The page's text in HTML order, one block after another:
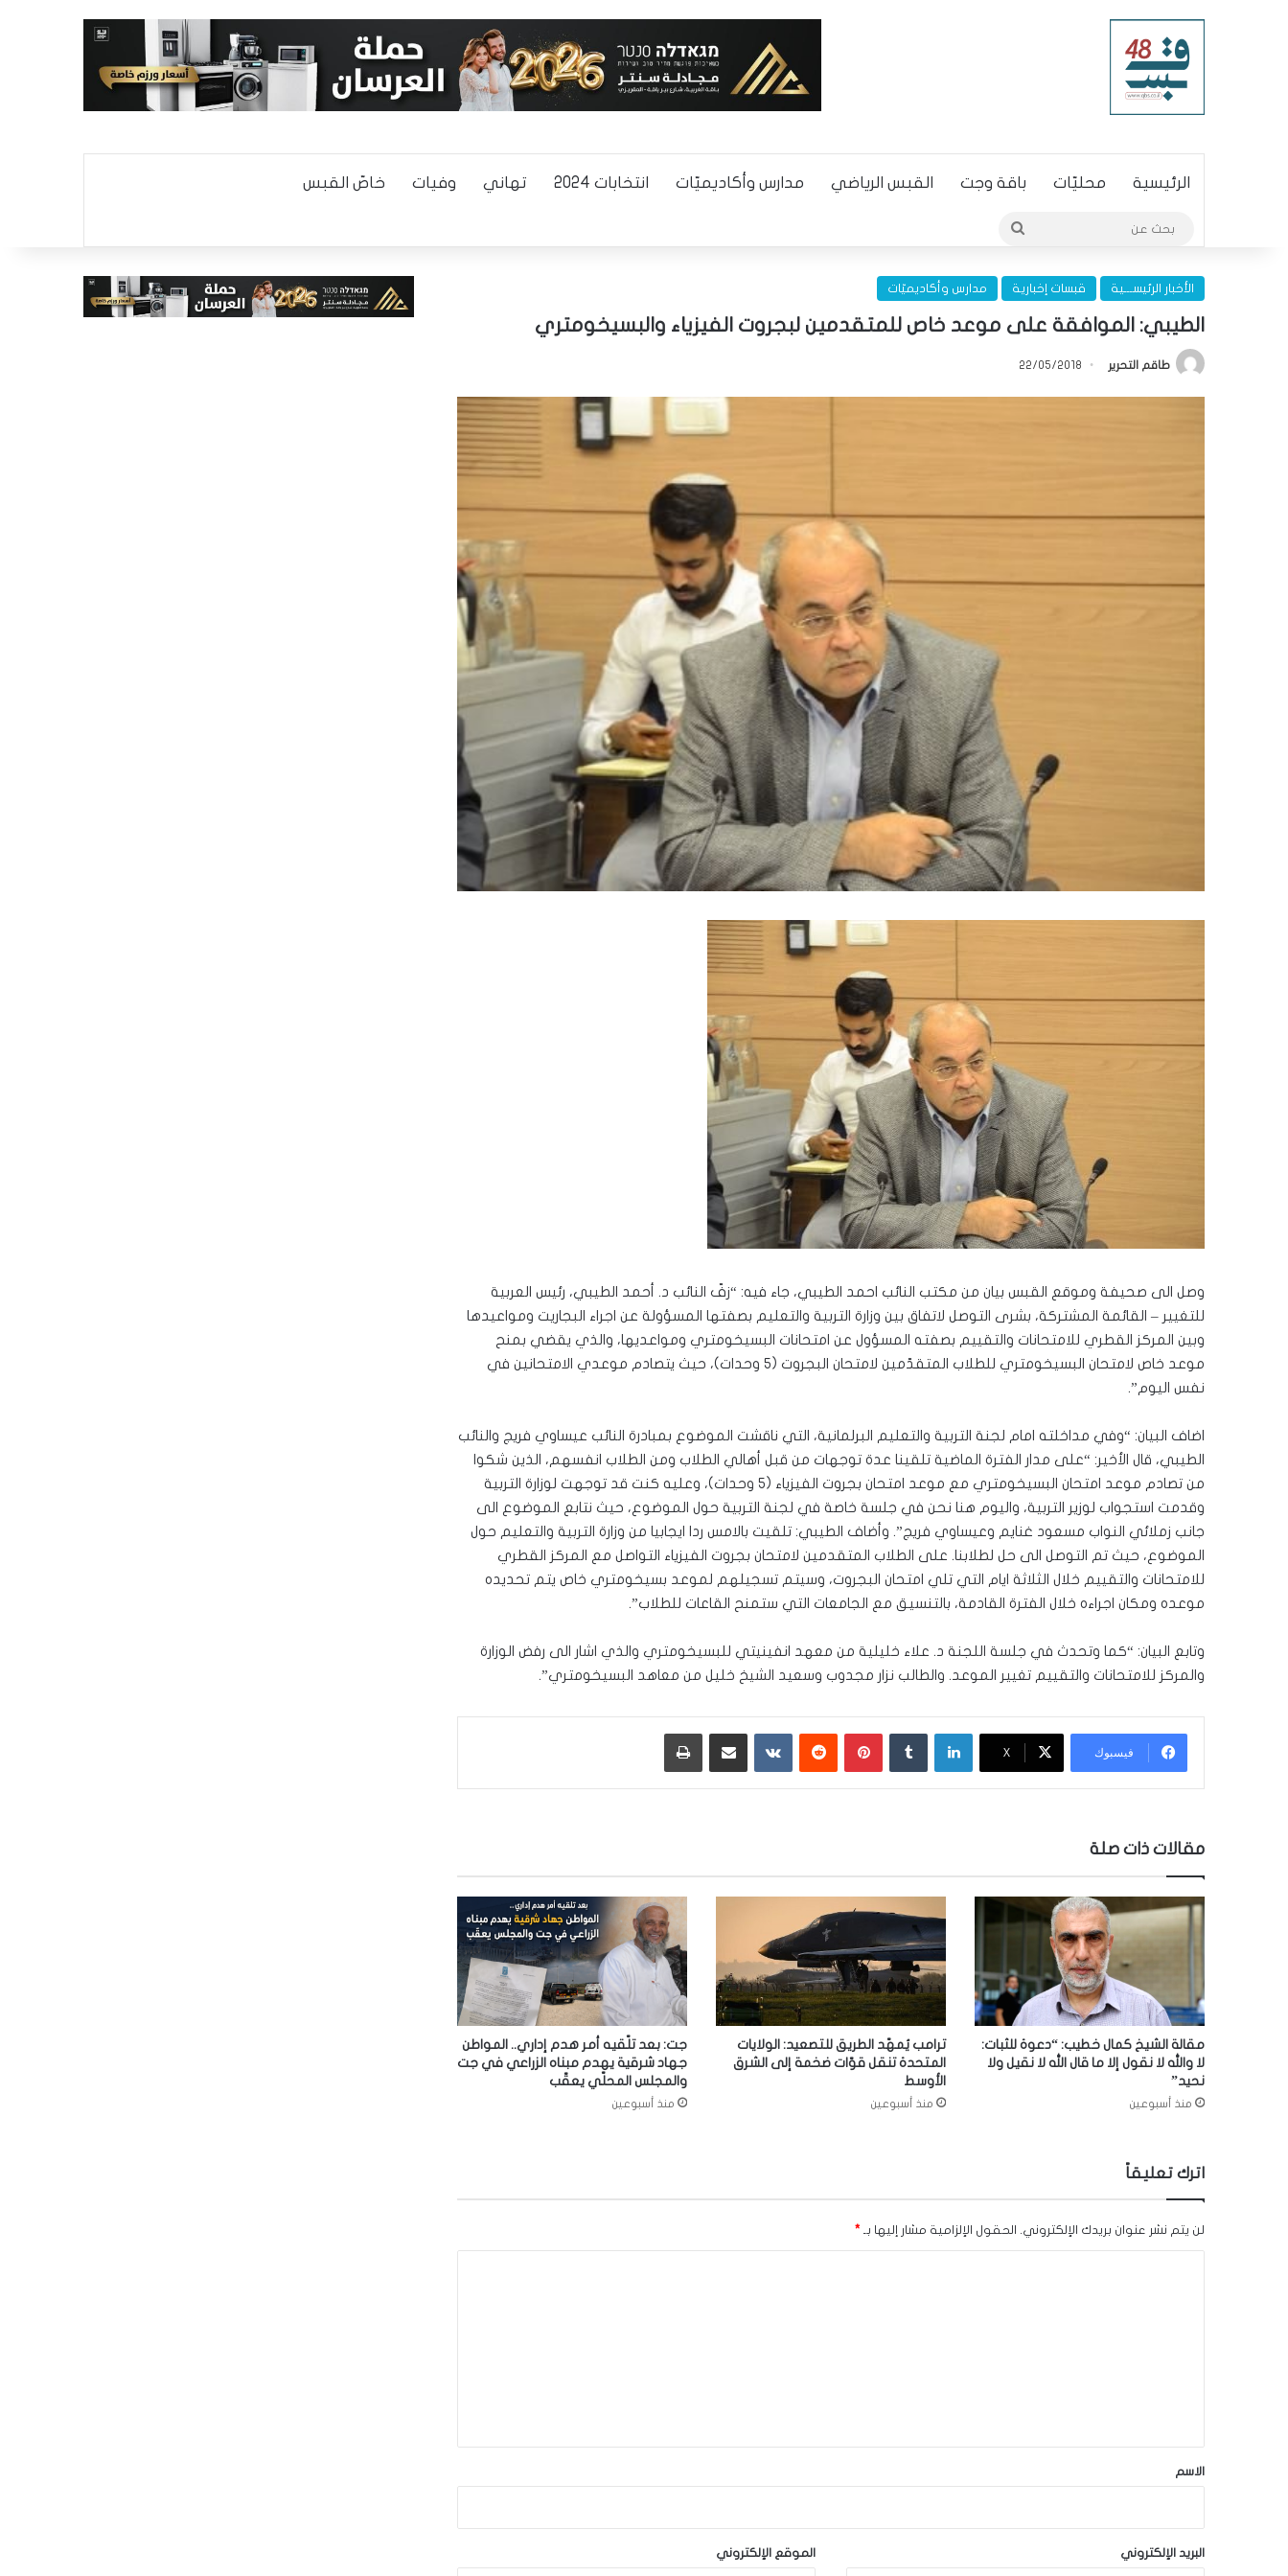
الرئيسية محليّات باقة وجت القبس الرياضي مدارس وأكاديميّات انتخابات 2024 تهاني وفيات خاصّ القبس
الأخبار الرئيســـية قبسات إخبارية مدارس وأكاديميّات
الطيبي: الموافقة على موعد خاص للمتقدمين لبجروت الفيزياء والبسيخومتري
طاقم التحرير 22/05/2018
وصل الى صحيفة وموقع القبس بيان من مكتب النائب احمد الطيبي، جاء فيه: “زفّ النائب د. أحمد الطيبي، رئيس العربية
للتغيير – القائمة المشتركة، بشرى التوصل لاتفاق بين وزارة التربية والتعليم بصفتها المسؤولة عن اجراء البجاريت ومواعيدها
وبين المركز القطري للامتحانات والتقييم بصفته المسؤول عن امتحانات البسيخومتري ومواعديها، والذي يقضي بمنح
موعد خاص لامتحان البسيخومتري للطلاب المتقدّمين لامتحان البجروت (٥ وحدات)، حيث يتصادم موعدي الامتحانين في
نفس اليوم”.
اضاف البيان: “وفي مداخلته امام لجنة التربية والتعليم البرلمانية، التي ناقشت الموضوع بمبادرة النائب عيساوي فريج والنائب
الطيبي، قال الأخير: “على مدار الفترة الماضية تلقينا عدة توجهات من قبل أهالي الطلاب ومن الطلاب انفسهم، الذين شكوا
من تصادم موعد امتحان البسيخومتري مع موعد امتحان بجروت الفيزياء (٥ وحدات)، وعليه كنت قد توجهت لوزارة التربية
وقدمت استجواب لوزير التربية، واليوم هنا نحن في جلسة خاصة في لجنة التربية حول الموضوع، حيث نتابع الموضوع الى
جانب زملائي النواب مسعود غنايم وعيساوي فريج”. وأضاف الطيبي: تلقيت بالامس ردا ايجابيا من وزارة التربية والتعليم حول
الموضوع، حيث تم التوصل الى حل لطلابنا. على الطلاب المتقدمين لامتحان بجروت الفيزياء التواصل مع المركز القطري
للامتحانات والتقييم خلال الثلاثة ايام التي تلي امتحان البجروت، وسيتم تسجيلهم لموعد بسيخومتري خاص يتم تحديده
موعده ومكان اجراءه خلال الفترة القادمة، بالتنسيق مع الجامعات التي ستمنح القاعات للطلاب”.
وتابع البيان: “كما وتحدث في جلسة اللجنة د. علاء خليلية من معهد انفينيتي للبسيخومتري والذي اشار الى رفض الوزارة
والمركز للامتحانات والتقييم تغيير الموعد. والطالب نزار مجدوب وسعيد الشيخ خليل من معاهد البسيخومتري”.
فيسبوك ‫X
لينكدإن بينتيريست ‏VKontakte
مقالات ذات صلة
مقالة الشيخ كمال خطيب: “دعوة للثبات:
لا والله لا نقول إلا ما قال الله لا نقيل ولا
نحيد”
منذ أسبوعين
ترامب يُمهّد الطريق للتصعيد: الولايات
المتحدة تنقل قوّات ضخمة إلى الشرق
الأوسط
منذ أسبوعين
جت: بعد تلّقيه أمر هدم إداري.. المواطن
جهاد شرقية يهدم مبناه الزراعي في جت
والمجلس المحلّي يعقّب
منذ أسبوعين
اترك تعليقاً
لن يتم نشر عنوان بريدك الإلكتروني. الحقول الإلزامية مشار إليها بـ *
*الاسم
البريد الإلكتروني الموقع الإلكتروني